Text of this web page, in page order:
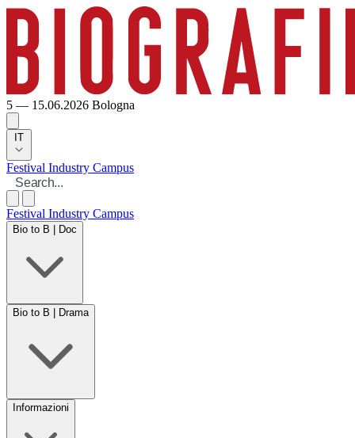
5 — 15.06.2026 Bologna
IT
Festival Industry Campus
Festival Industry Campus
Bio to B | Doc
Bio to B | Drama
Informazioni